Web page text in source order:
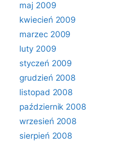
maj 2009
kwiecień 2009
marzec 2009
luty 2009
styczeń 2009
grudzień 2008
listopad 2008
październik 2008
wrzesień 2008
sierpień 2008